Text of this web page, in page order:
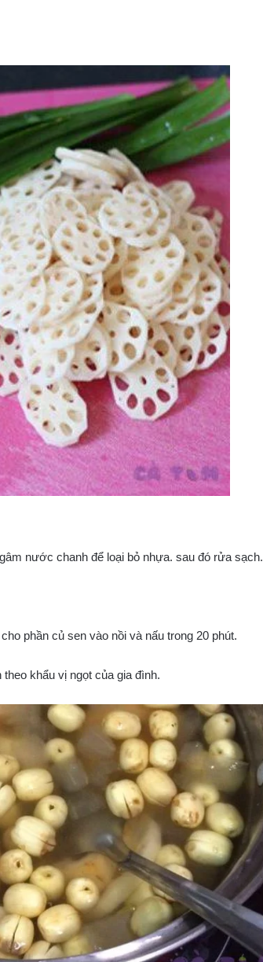
nước chanh để loại bỏ nhựa. sau đó rửa sạch.
phần củ sen vào nồi và nấu trong 20 phút.
khẩu vị ngọt của gia đình.